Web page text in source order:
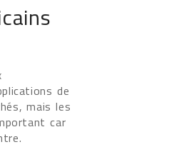
de
mais les
car